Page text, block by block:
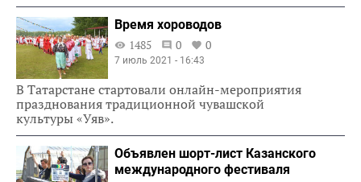
Время хороводов
1485
0 0
7 июль 2021 - 16:43
В Татарстане стартовали онлайн-мероприятия
празднования традиционной чувашской
культуры «Уяв».
Объявлен шорт-лист Казанского
международного фестиваля